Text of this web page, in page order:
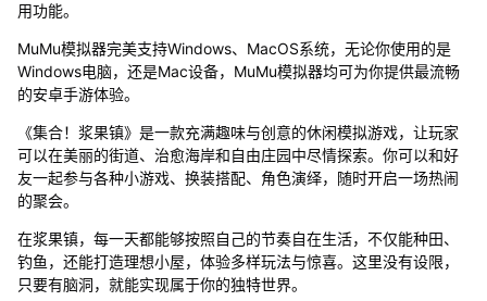
用功能。
MuMu模拟器完美支持Windows、MacOS系统，无论你使用的是
Windows电脑，还是Mac设备，MuMu模拟器均可为你提供最流畅
的安卓手游体验。
《集合！浆果镇》是一款充满趣味与创意的休闲模拟游戏，让玩家
可以在美丽的街道、治愈海岸和自由庄园中尽情探索。你可以和好
友一起参与各种小游戏、换装搭配、角色演绎，随时开启一场热闹
的聚会。
在浆果镇，每一天都能够按照自己的节奏自在生活，不仅能种田、
钓鱼，还能打造理想小屋，体验多样玩法与惊喜。这里没有设限，
只要有脑洞，就能实现属于你的独特世界。